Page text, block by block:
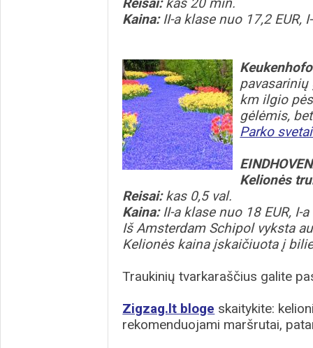
Kaina:II-a klase nuo 17,2 EUR,
km ilgio
gėlėmis,
Parko
Kelionės
Reisai:kas 0,5 val.
Kaina:II-a klase nuo 18 EUR, I-
Iš Amsterdam Schipol vyksta
Kelionės kaina įskaičiuota į
Traukinių tvarkaraščius galite
Zigzag.lt bloge skaitykite:
rekomenduojami maršrutai,